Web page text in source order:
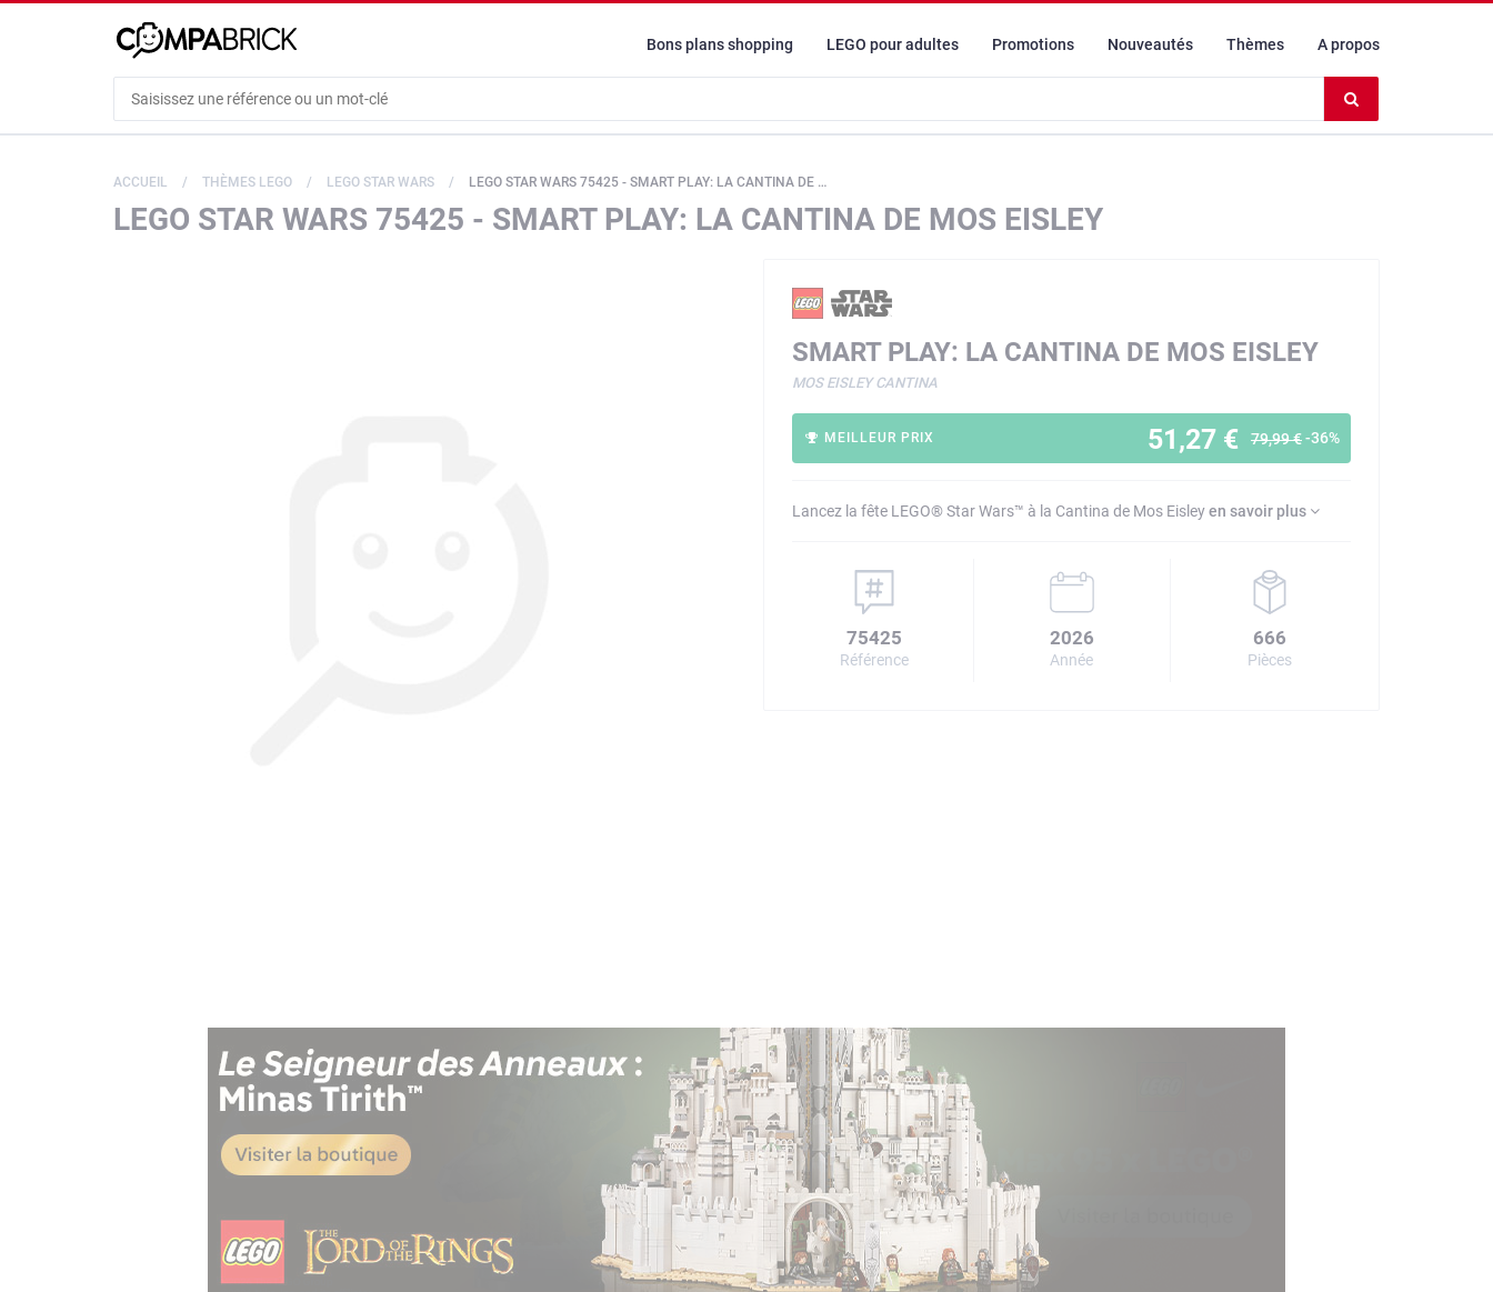
Bons plans shopping LEGO pour adultes Promotions Nouveautés Thèmes A propos
le
ACCUEIL THÈMES LEGO LEGO STAR WARS LEGO STAR WARS 75425 - SMART PLAY: LA CANTINA DE MOS EISLEY
LEGO STAR WARS 75425 - SMART PLAY: LA CANTINA DE MOS EISLEY
SMART PLAY: LA CANTINA DE MOS EISLEY
MOS EISLEY CANTINA
51,27 € 79,99 €-36%
MEILLEUR PRIX
Lancez la fête LEGO® Star Wars™ à la Cantina de Mos Eisleyen savoir plus
75425
Référence
2026
Année
666
Pièces